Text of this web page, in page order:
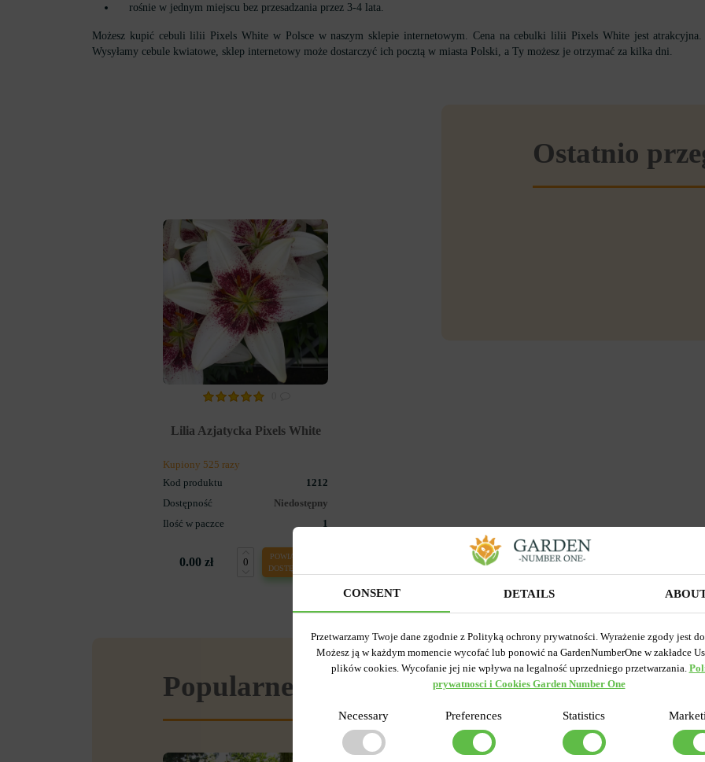
rośnie w jednym miejscu bez przesadzania przez 3-4 lata.
Możesz kupić cebuli lilii Pixels White w Polsce w naszym sklepie internetowym. Cena na cebulki lilii Pixels White jest atrakcyjna.
Wysyłamy cebule kwiatowe, sklep internetowy może dostarczyć ich pocztą w miasta Polski, a Ty możesz je otrzymać za kilka dni.
Ostatnio
Lilia Azjatycka Pixels White
Kupiony 525 razy
Kod produktu
1212
Dostępność
Niedostępny
Ilość w paczce
1
0.00 zł
POWIADOM O
DOSTĘPNOŚCI
Popularne w serwisie
CONSENT DETAILS
Przetwarzamy Twoje dane zgodnie z Polityką ochrony prywatności. Wyrażenie zgody jest
Możesz ją w każdym momencie wycofać lub ponowić na GardenNumberOne w zakładce
plików cookies. Wycofanie jej nie wpływa na legalność uprzedniego przetwarzania.
prywatnosci i Cookies Garden Number One
Necessary Preferences Statistics